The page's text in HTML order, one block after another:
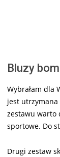
Bluzy
Wybrałam dla
jest utrzymana
zestawu warto
sportowe. Do
Drugi zestaw